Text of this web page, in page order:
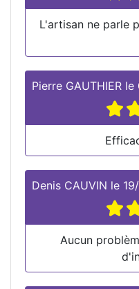
L'artisan ne parle
Pierre GAUTHIER le
Denis CAUVIN le
Aucun